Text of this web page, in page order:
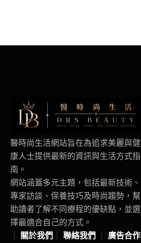
醫時尚生活網站旨在為追求美麗與健
康人士提供最新的資訊與生活方式指
南。
網站涵蓋多元主題，包括最新技術、
專家訪談、保養技巧及時尚趨勢，幫
助讀者了解不同療程的優缺點，並選
擇最適合自己的方式。
關於我們 聯絡我們 廣告合作